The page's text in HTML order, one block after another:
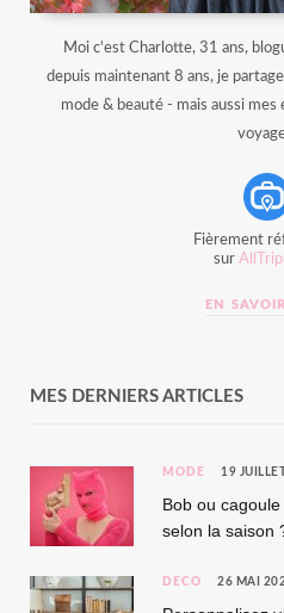
Moi c'est Charlotte, 31 ans,
depuis maintenant 8 ans, je
mode & beauté - mais aussi
Fièrement
sur
EN
MES DERNIERS ARTICLES
MODE 19
Bob ou
selon la saison
DÉCO 26 MAI